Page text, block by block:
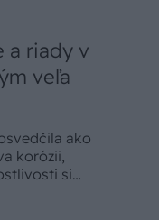
a riady v
veľa
ako
korózii,
si
vzhľad na